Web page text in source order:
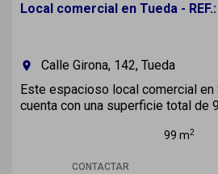
Local comercial en Tueda -
room
Calle Girona, 142, Tueda
Este espacioso local comercial en
cuenta con una superficie total de
99 m2
CONTACTAR